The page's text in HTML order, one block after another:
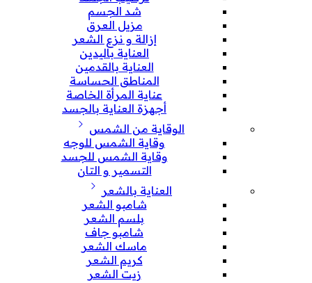
شد الجسم
مزيل العرق
إزالة و نزع الشعر
العناية باليدين
العناية بالقدمين
المناطق الحساسة
عناية المرأة الخاصة
أجهزة العناية بالجسد
الوقاية من الشمس
وقاية الشمس للوجه
وقاية الشمس للجسد
التسمير و التان
العناية بالشعر
شامبو الشعر
بلسم الشعر
شامبو جاف
ماسك الشعر
كريم الشعر
زيت الشعر